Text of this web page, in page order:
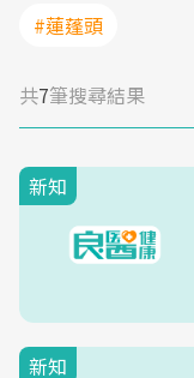
#蓮蓬頭
共7筆搜尋結果
新知
新知